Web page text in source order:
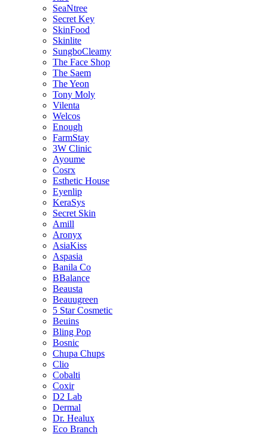
SeaNtree
Secret Key
SkinFood
Skinlite
SungboCleamy
The Face Shop
The Saem
The Yeon
Tony Moly
Vilenta
Welcos
Enough
FarmStay
3W Clinic
Ayoume
Cosrx
Esthetic House
Eyenlip
KeraSys
Secret Skin
Amill
Aronyx
AsiaKiss
Aspasia
Banila Co
BBalance
Beausta
Beauugreen
5 Star Cosmetic
Beuins
Bling Pop
Bosnic
Chupa Chups
Clio
Cobalti
Coxir
D2 Lab
Dermal
Dr. Healux
Eco Branch